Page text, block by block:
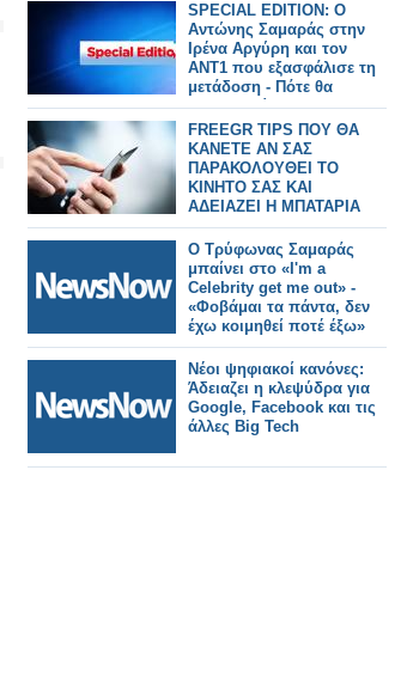
SPECIAL EDITION: O
Αντώνης Σαμαράς στην
Ιρένα Αργύρη και τον
ΑΝΤ1 που εξασφάλισε τη
μετάδοση - Πότε θα
προβληθεί;
FREEGR TIPS ΠΟΥ ΘΑ
ΚΑΝΕΤΕ ΑΝ ΣΑΣ
ΠΑΡΑΚΟΛΟΥΘΕΙ ΤΟ
ΚΙΝΗΤΟ ΣΑΣ ΚΑΙ
ΑΔΕΙΑΖΕΙ Η ΜΠΑΤΑΡΙΑ
Ο Τρύφωνας Σαμαράς
μπαίνει στο «I'm a
Celebrity get me out» -
«Φοβάμαι τα πάντα, δεν
έχω κοιμηθεί ποτέ έξω»
Νέοι ψηφιακοί κανόνες:
Άδειαζει η κλεψύδρα για
Google, Facebook και τις
άλλες Big Tech